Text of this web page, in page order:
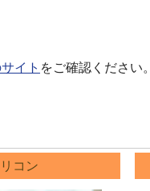
イト をご確認ください。
コン